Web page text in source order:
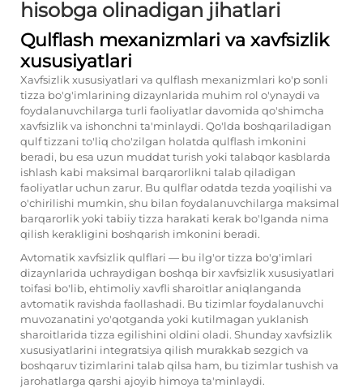
hisobga olinadigan jihatlari
Qulflash mexanizmlari va xavfsizlik
xususiyatlari
Xavfsizlik xususiyatlari va qulflash mexanizmlari ko'p sonli
tizza bo'g'imlarining dizaynlarida muhim rol o'ynaydi va
foydalanuvchilarga turli faoliyatlar davomida qo'shimcha
xavfsizlik va ishonchni ta'minlaydi. Qo'lda boshqariladigan
qulf tizzani to'liq cho'zilgan holatda qulflash imkonini
beradi, bu esa uzun muddat turish yoki talabqor kasblarda
ishlash kabi maksimal barqarorlikni talab qiladigan
faoliyatlar uchun zarur. Bu qulflar odatda tezda yoqilishi va
o'chirilishi mumkin, shu bilan foydalanuvchilarga maksimal
barqarorlik yoki tabiiy tizza harakati kerak bo'lganda nima
qilish kerakligini boshqarish imkonini beradi.
Avtomatik xavfsizlik qulflari — bu ilg'or tizza bo'g'imlari
dizaynlarida uchraydigan boshqa bir xavfsizlik xususiyatlari
toifasi bo'lib, ehtimoliy xavfli sharoitlar aniqlanganda
avtomatik ravishda faollashadi. Bu tizimlar foydalanuvchi
muvozanatini yo'qotganda yoki kutilmagan yuklanish
sharoitlarida tizza egilishini oldini oladi. Shunday xavfsizlik
xususiyatlarini integratsiya qilish murakkab sezgich va
boshqaruv tizimlarini talab qilsa ham, bu tizimlar tushish va
jarohatlarga qarshi ajoyib himoya ta'minlaydi.